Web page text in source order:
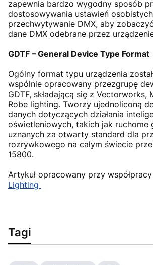
zapewnia bardzo wygodny sposób
dostosowywania ustawień
przechwytywanie DMX, aby
dane DMX odebrane przez
GDTF – General Device Type Format
Ogólny format typu urządzenia
wspólnie opracowany przezgrupę
GDTF, składającą się z Vectorworks,
Robe lighting. Tworzy ujednoliconą
danych dotyczących działania
oświetleniowych, takich jak ruchome
uznanych za otwarty standard dla
rozrywkowego na całym świecie
15800.
Artykuł opracowany przy
Lighting
Tagi